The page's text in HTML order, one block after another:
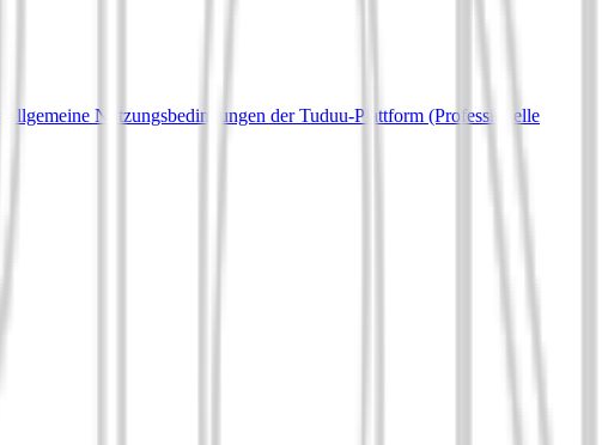
Allgemeine Nutzungsbedingungen der Tuduu-Plattform (Professionelle